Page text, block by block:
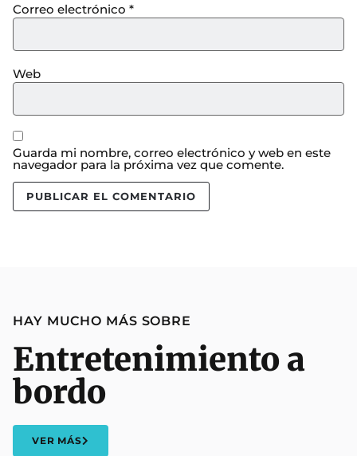
Correo electrónico *
Web
Guarda mi nombre, correo electrónico y web en este
navegador para la próxima vez que comente.
HAY MUCHO MÁS SOBRE
Entretenimiento a
bordo
VER MÁS